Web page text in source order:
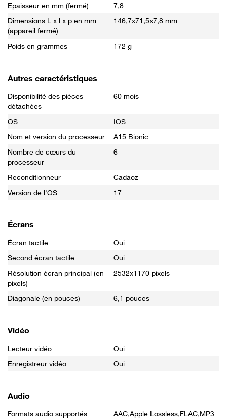
Epaisseur en mm (fermé)
7,8
Dimensions L x l x p en mm
(appareil fermé)
146,7x71,5x7,8 mm
Poids en grammes 172 g
Autres caractéristiques
Disponibilité des pièces
détachées
60 mois
OS
IOS
Nom et version du processeur
A15 Bionic
Nombre de cœurs du
processeur
6
Reconditionneur
Cadaoz
Version de l'OS
17
Écrans
Écran tactile
Oui
Second écran tactile
Oui
Résolution écran principal (en
pixels)
2532x1170 pixels
Diagonale (en pouces) 6,1 pouces
Vidéo
Lecteur vidéo
Oui
Enregistreur vidéo
Oui
Audio
Formats audio supportés AAC,Apple Lossless,FLAC,MP3